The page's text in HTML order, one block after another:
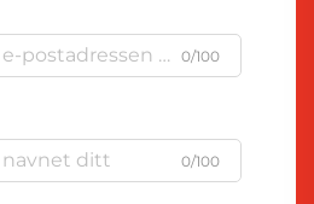
0/100
0/100